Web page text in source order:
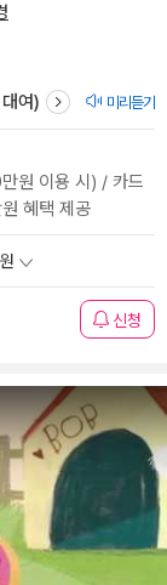
여) 미리듣기
원 이용 시) / 카드
혜택 제공
신청